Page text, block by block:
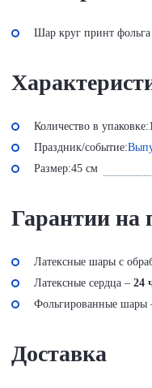
Шар круг принт
Количество в упаковке:
Праздник/событие:
Размер:45 см
Гарантии на
Латексные шары с
Латексные сердца – 24
Фольгированные шары
Доставка